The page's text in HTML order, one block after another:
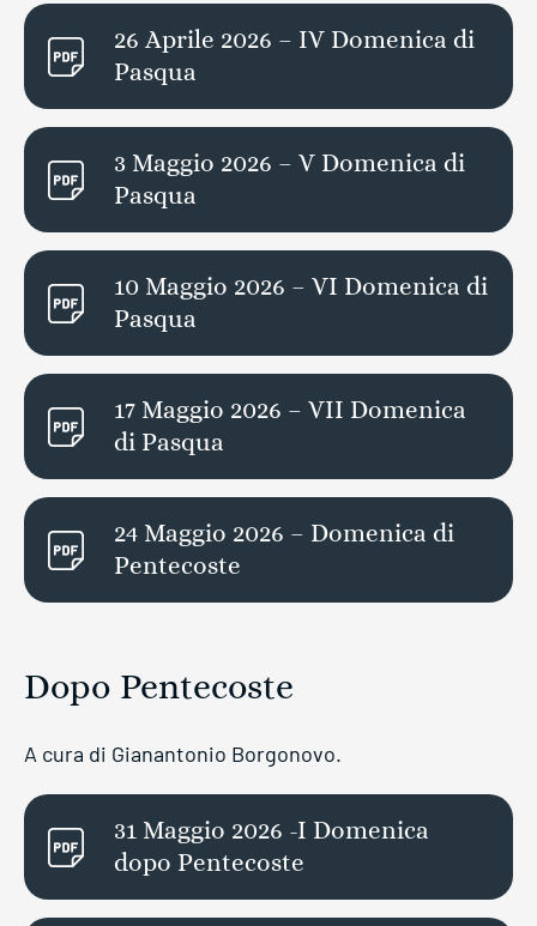
26 Aprile 2026 – IV Domenica di
Pasqua
3 Maggio 2026 – V Domenica di
Pasqua
10 Maggio 2026 – VI Domenica di
Pasqua
17 Maggio 2026 – VII Domenica
di Pasqua
24 Maggio 2026 – Domenica di
Pentecoste
Dopo Pentecoste
A cura di Gianantonio Borgonovo.
31 Maggio 2026 -I Domenica
dopo Pentecoste